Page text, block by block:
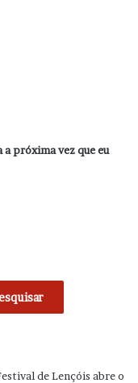
a próxima vez que eu
de Lençóis abre o